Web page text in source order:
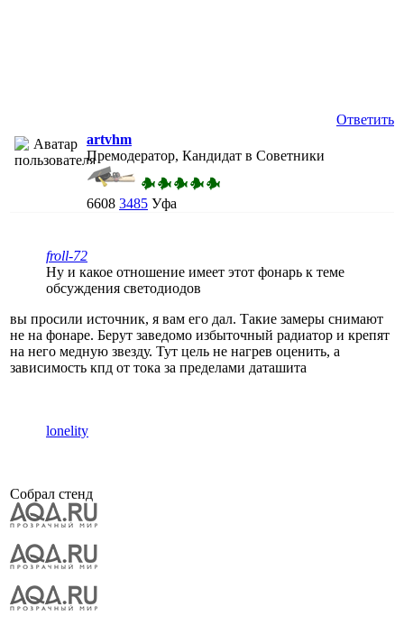
Ответить
artvhm
Премодератор, Кандидат в Советники
6608 3485 Уфа
froll-72
Ну и какое отношение имеет этот фонарь к теме
обсуждения светодиодов
вы просили источник, я вам его дал. Такие замеры снимают
не на фонаре. Берут заведомо избыточный радиатор и крепят
на него медную звезду. Тут цель не нагрев оценить, а
зависимость кпд от тока за пределами даташита
lonelity
Собрал стенд